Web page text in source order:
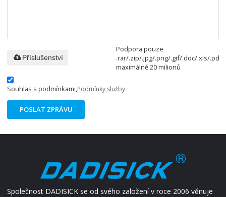
Podpora pouze
.rar/.zip/.jpg/.png/.gif/.doc/.xls/.pdf,
maximálně 20 milionů
Příslušenství
Souhlas s podmínkami,Podmínky služby
POSLAT ZPRÁVU
Společnost DADISICK se od svého založení v roce 2006 věnuje